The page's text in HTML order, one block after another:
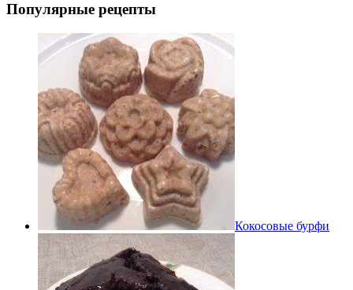
Популярные рецепты
Кокосовые бурфи